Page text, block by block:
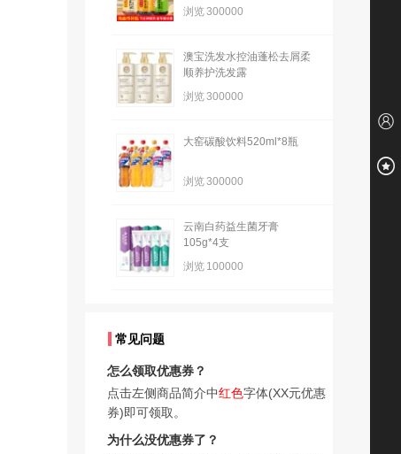
浏览300000
澳宝洗发水控油蓬松去屑柔
顺养护洗发露
浏览300000
大窑碳酸饮料520ml*8瓶
浏览300000
云南白药益生菌牙膏
105g*4支
浏览 100000
常见问题
怎么领取优惠券？
点击左侧商品简介中红色字体(XX元优惠
券)即可领取。
为什么没优惠券了？